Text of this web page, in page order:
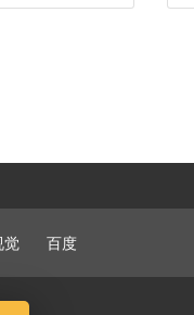
觉 百度